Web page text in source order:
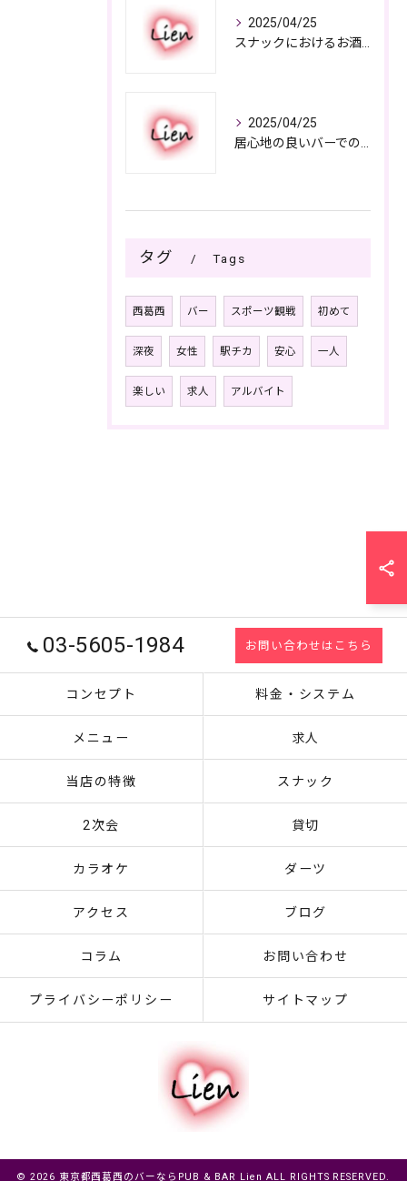
2025/04/25
2025/04/25
タグ Tags
西葛西 バー スポーツ観戦 初めて
深夜 女性 駅チカ 安心 一人
楽しい 求人 アルバイト
03-5605-1984 お問い合わせはこちら
コンセプト 料金・システム
メニュー 求人
当店の特徴 スナック
2次会 貸切
カラオケ ダーツ
アクセス ブログ
コラム お問い合わせ
プライバシーポリシー サイトマップ
© 2026 東京都西葛西のバーならPUB & BAR Lien ALL RIGHTS RESERVED.